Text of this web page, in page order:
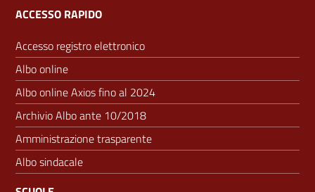
ACCESSO RAPIDO
Accesso registro elettronico
Albo online
Albo online Axios fino al 2024
Archivio Albo ante 10/2018
Amministrazione trasparente
Albo sindacale